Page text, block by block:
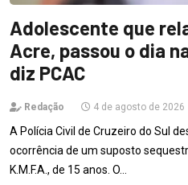
Adolescente que
Acre, passou o dia
diz PCAC
Redação 4 de agosto de 2026
A Polícia Civil de Cruzeiro do Sul
ocorrência de um suposto
K.M.F.A., de 15 anos. O…